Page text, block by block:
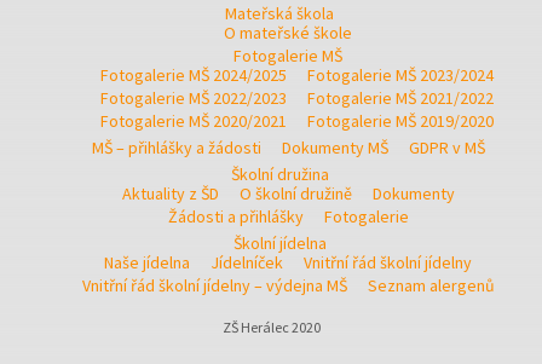
Mateřská škola
O mateřské škole
Fotogalerie MŠ
Fotogalerie MŠ 2024/2025
Fotogalerie MŠ 2023/2024
Fotogalerie MŠ 2022/2023
Fotogalerie MŠ 2021/2022
Fotogalerie MŠ 2020/2021
Fotogalerie MŠ 2019/2020
MŠ – přihlášky a žádosti
Dokumenty MŠ
GDPR v MŠ
Školní družina
Aktuality z ŠD
O školní družině
Dokumenty
Žádosti a přihlášky
Fotogalerie
Školní jídelna
Naše jídelna
Jídelníček
Vnitřní řád školní jídelny
Vnitřní řád školní jídelny – výdejna MŠ
Seznam alergenů
ZŠ Herálec 2020